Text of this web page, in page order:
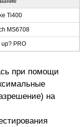
Ti400
MS6708
up? PRO
при помощи
на